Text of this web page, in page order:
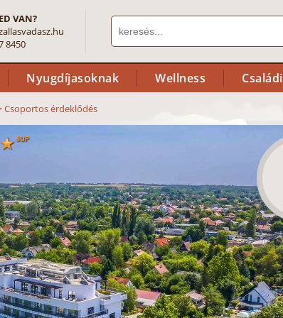
VAN?
8450
Nyugdíjasoknak Wellness
Csoportos érdeklődés